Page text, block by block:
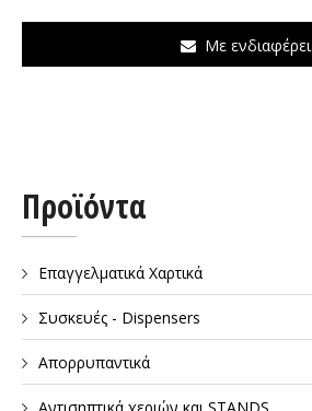
Με ενδιαφέρει
Προϊόντα
Επαγγελματικά Χαρτικά
Συσκευές - Dispensers
Απορρυπαντικά